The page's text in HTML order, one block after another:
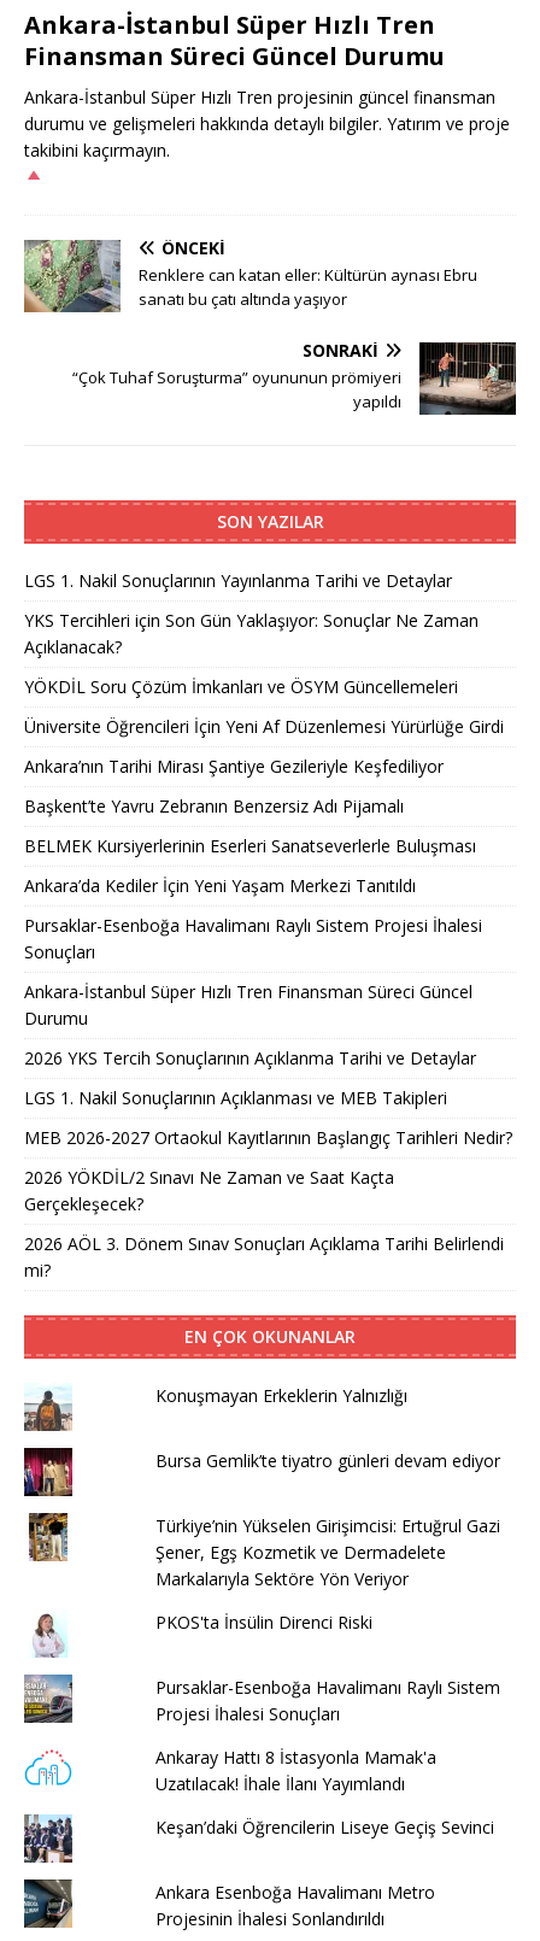
Ankara-İstanbul Süper Hızlı Tren
Finansman Süreci Güncel Durumu
Ankara-İstanbul Süper Hızlı Tren projesinin güncel finansman
durumu ve gelişmeleri hakkında detaylı bilgiler. Yatırım ve proje
takibini kaçırmayın.
ÖNCEKI
Renklere can katan eller: Kültürün aynası Ebru
sanatı bu çatı altında yaşıyor
SONRAKI
“Çok Tuhaf Soruşturma” oyununun prömiyeri
yapıldı
SON YAZILAR
LGS 1. Nakil Sonuçlarının Yayınlanma Tarihi ve Detaylar
YKS Tercihleri için Son Gün Yaklaşıyor: Sonuçlar Ne Zaman
Açıklanacak?
YÖKDİL Soru Çözüm İmkanları ve ÖSYM Güncellemeleri
Üniversite Öğrencileri İçin Yeni Af Düzenlemesi Yürürlüğe Girdi
Ankara’nın Tarihi Mirası Şantiye Gezileriyle Keşfediliyor
Başkent’te Yavru Zebranın Benzersiz Adı Pijamalı
BELMEK Kursiyerlerinin Eserleri Sanatseverlerle Buluşması
Ankara’da Kediler İçin Yeni Yaşam Merkezi Tanıtıldı
Pursaklar-Esenboğa Havalimanı Raylı Sistem Projesi İhalesi
Sonuçları
Ankara-İstanbul Süper Hızlı Tren Finansman Süreci Güncel
Durumu
2026 YKS Tercih Sonuçlarının Açıklanma Tarihi ve Detaylar
LGS 1. Nakil Sonuçlarının Açıklanması ve MEB Takipleri
MEB 2026-2027 Ortaokul Kayıtlarının Başlangıç Tarihleri Nedir?
2026 YÖKDİL/2 Sınavı Ne Zaman ve Saat Kaçta
Gerçekleşecek?
2026 AÖL 3. Dönem Sınav Sonuçları Açıklama Tarihi Belirlendi
mi?
EN ÇOK OKUNANLAR
Konuşmayan Erkeklerin Yalnızlığı
Bursa Gemlik’te tiyatro günleri devam ediyor
Türkiye’nin Yükselen Girişimcisi: Ertuğrul Gazi
Şener, Egş Kozmetik ve Dermadelete
Markalarıyla Sektöre Yön Veriyor
PKOS'ta İnsülin Direnci Riski
Pursaklar-Esenboğa Havalimanı Raylı Sistem
Projesi İhalesi Sonuçları
Ankaray Hattı 8 İstasyonla Mamak'a
Uzatılacak! İhale İlanı Yayımlandı
Keşan’daki Öğrencilerin Liseye Geçiş Sevinci
Ankara Esenboğa Havalimanı Metro
Projesinin İhalesi Sonlandırıldı